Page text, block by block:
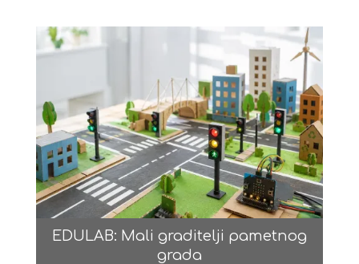
EDULAB: Mali graditelji pametnog
grada